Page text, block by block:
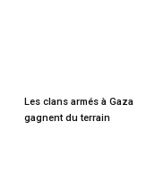
Les clans armés à Gaza
gagnent du terrain